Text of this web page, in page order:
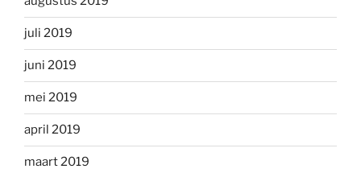
juli 2019
juni 2019
mei 2019
april 2019
maart 2019